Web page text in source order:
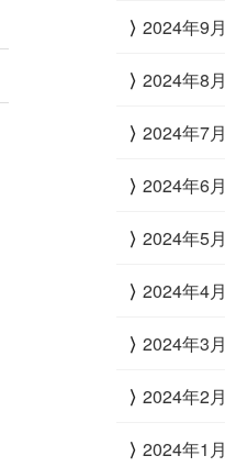
2024年9月
2024年8月
2024年7月
2024年6月
2024年5月
2024年4月
2024年3月
2024年2月
2024年1月